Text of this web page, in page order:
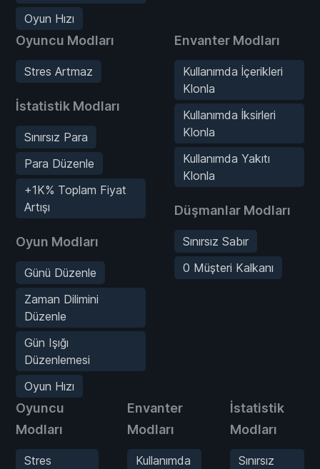
Oyun Hızı
Oyuncu Modları
Stres Artmaz
İstatistik Modları
Sınırsız Para
Para Düzenle
+1K% Toplam Fiyat
Artışı
Oyun Modları
Günü Düzenle
Zaman Dilimini
Düzenle
Gün Işığı
Düzenlemesi
Oyun Hızı
Envanter Modları
Kullanımda İçerikleri
Klonla
Kullanımda İksirleri
Klonla
Kullanımda Yakıtı
Klonla
Düşmanlar Modları
Sınırsız Sabır
0 Müşteri Kalkanı
Oyuncu
Modları
Stres
Envanter
Modları
Kullanımda
İstatistik
Modları
Sınırsız